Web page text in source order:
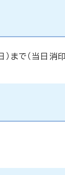
で（当日消印